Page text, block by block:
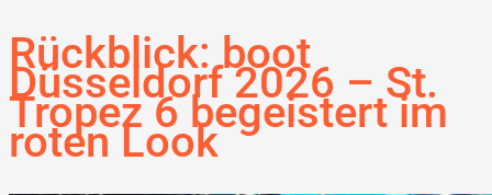
Rückblick: boot
Düsseldorf 2026 – St.
Tropez 6 begeistert im
roten Look